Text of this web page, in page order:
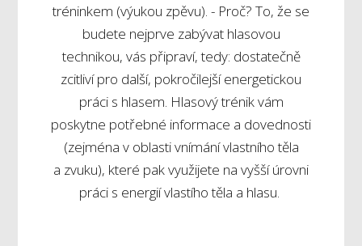
tréninkem (výukou zpěvu). - Proč? To, že se
budete nejprve zabývat hlasovou
technikou, vás připraví, tedy: dostatečně
zcitliví pro další, pokročilejší energetickou
práci s hlasem. Hlasový trénik vám
poskytne potřebné informace a dovednosti
(zejména v oblasti vnímání vlastního těla
a zvuku), které pak využijete na vyšší úrovni
práci s energií vlastího těla a hlasu.